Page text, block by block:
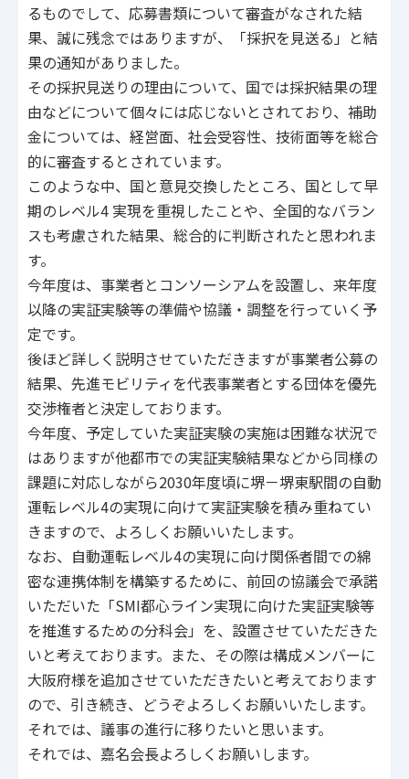
るものでして、応募書類について審査がなされた結
果、誠に残念ではありますが、「採択を見送る」と結
果の通知がありました。
その採択見送りの理由について、国では採択結果の理
由などについて個々には応じないとされており、補助
金については、経営面、社会受容性、技術面等を総合
的に審査するとされています。
このような中、国と意見交換したところ、国として早
期のレベル4 実現を重視したことや、全国的なバラン
スも考慮された結果、総合的に判断されたと思われま
す。
今年度は、事業者とコンソーシアムを設置し、来年度
以降の実証実験等の準備や協議・調整を行っていく予
定です。
後ほど詳しく説明させていただきますが事業者公募の
結果、先進モビリティを代表事業者とする団体を優先
交渉権者と決定しております。
今年度、予定していた実証実験の実施は困難な状況で
はありますが他都市での実証実験結果などから同様の
課題に対応しながら2030年度頃に堺－堺東駅間の自動
運転レベル4の実現に向けて実証実験を積み重ねてい
きますので、よろしくお願いいたします。
なお、自動運転レベル4の実現に向け関係者間での綿
密な連携体制を構築するために、前回の協議会で承諾
いただいた「SMI都心ライン実現に向けた実証実験等
を推進するための分科会」を、設置させていただきた
いと考えております。また、その際は構成メンバーに
大阪府様を追加させていただきたいと考えております
ので、引き続き、どうぞよろしくお願いいたします。
それでは、議事の進行に移りたいと思います。
それでは、嘉名会長よろしくお願いします。